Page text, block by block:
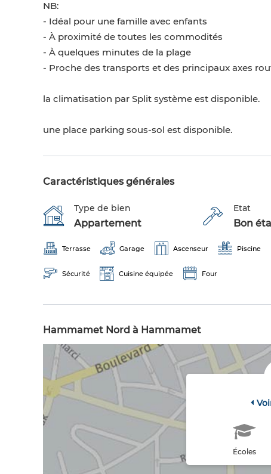
NB:
- Idéal pour une famille avec enfants
- À proximité de toutes les commodités
- À quelques minutes de la plage
- Proche des transports et des principaux axes
la climatisation par Split système est disponible.
une place parking sous-sol est disponible.
Caractéristiques générales
Type de bien
Appartement
Etat
Bon
Terrasse Garage Ascenseur Piscine
Sécurité Cuisine équipée Four
Hammamet Nord à Hammamet
Écoles